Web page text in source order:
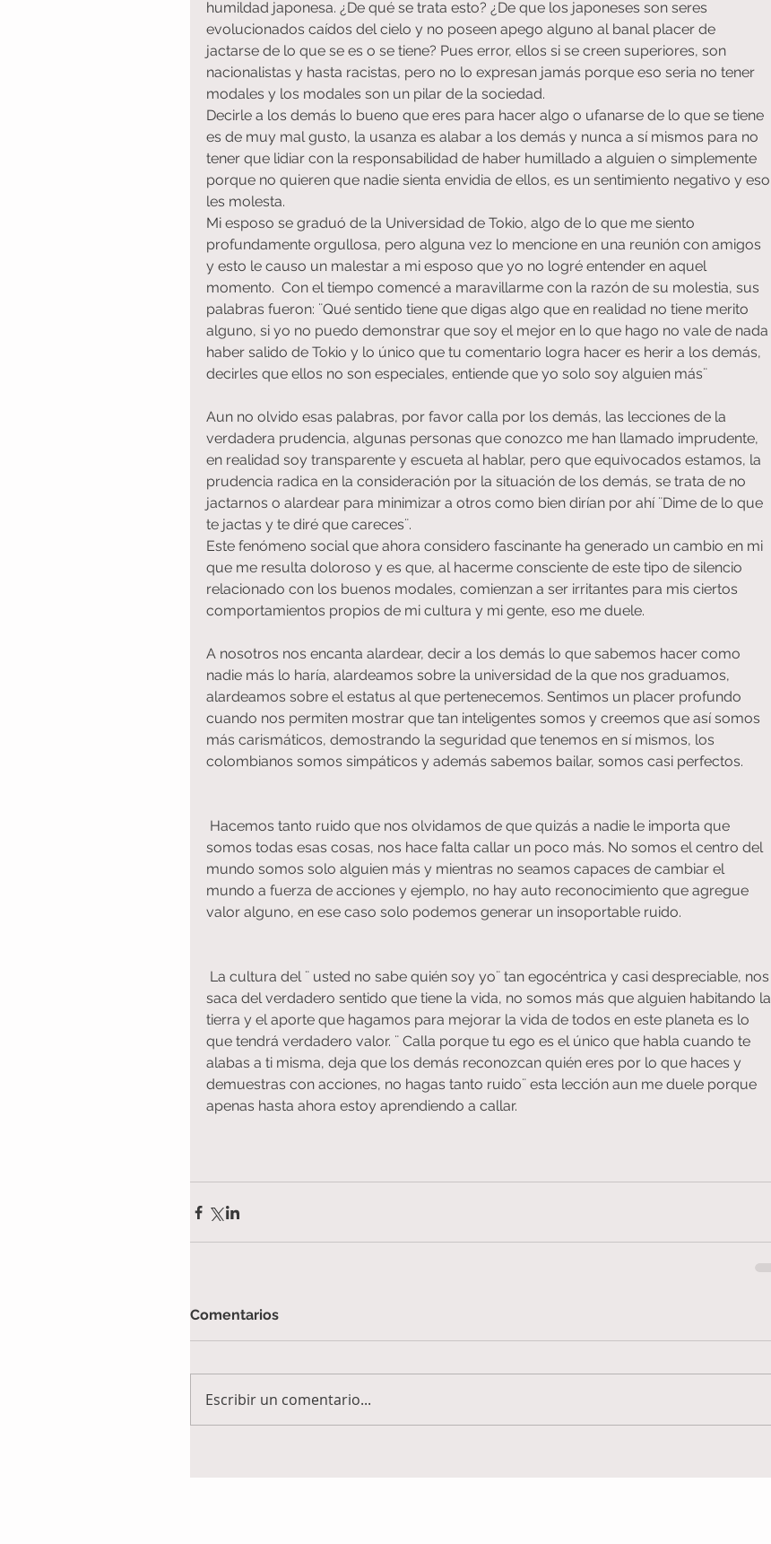
humildad japonesa. ¿De qué se trata esto? ¿De que los japoneses son seres
evolucionados caídos del cielo y no poseen apego alguno al banal placer de
jactarse de lo que se es o se tiene? Pues error, ellos si se creen superiores, son
nacionalistas y hasta racistas, pero no lo expresan jamás porque eso seria no tener
modales y los modales son un pilar de la sociedad.
Decirle a los demás lo bueno que eres para hacer algo o ufanarse de lo que se tiene
es de muy mal gusto, la usanza es alabar a los demás y nunca a sí mismos para no
tener que lidiar con la responsabilidad de haber humillado a alguien o simplemente
porque no quieren que nadie sienta envidia de ellos, es un sentimiento negativo y eso
les molesta.
Mi esposo se graduó de la Universidad de Tokio, algo de lo que me siento
profundamente orgullosa, pero alguna vez lo mencione en una reunión con amigos
y esto le causo un malestar a mi esposo que yo no logré entender en aquel
momento.  Con el tiempo comencé a maravillarme con la razón de su molestia, sus
palabras fueron: ¨Qué sentido tiene que digas algo que en realidad no tiene merito
alguno, si yo no puedo demonstrar que soy el mejor en lo que hago no vale de nada
haber salido de Tokio y lo único que tu comentario logra hacer es herir a los demás,
decirles que ellos no son especiales, entiende que yo solo soy alguien más¨
Aun no olvido esas palabras, por favor calla por los demás, las lecciones de la
verdadera prudencia, algunas personas que conozco me han llamado imprudente,
en realidad soy transparente y escueta al hablar, pero que equivocados estamos, la
prudencia radica en la consideración por la situación de los demás, se trata de no
jactarnos o alardear para minimizar a otros como bien dirían por ahí ¨Dime de lo que
te jactas y te diré que careces¨.
Este fenómeno social que ahora considero fascinante ha generado un cambio en mi
que me resulta doloroso y es que, al hacerme consciente de este tipo de silencio
relacionado con los buenos modales, comienzan a ser irritantes para mis ciertos
comportamientos propios de mi cultura y mi gente, eso me duele.
A nosotros nos encanta alardear, decir a los demás lo que sabemos hacer como
nadie más lo haría, alardeamos sobre la universidad de la que nos graduamos,
alardeamos sobre el estatus al que pertenecemos. Sentimos un placer profundo
cuando nos permiten mostrar que tan inteligentes somos y creemos que así somos
más carismáticos, demostrando la seguridad que tenemos en sí mismos, los
colombianos somos simpáticos y además sabemos bailar, somos casi perfectos.
somos todas esas cosas, nos hace falta callar un poco más. No somos el centro del
mundo somos solo alguien más y mientras no seamos capaces de cambiar el
mundo a fuerza de acciones y ejemplo, no hay auto reconocimiento que agregue
valor alguno, en ese caso solo podemos generar un insoportable ruido.
saca del verdadero sentido que tiene la vida, no somos más que alguien habitando la
tierra y el aporte que hagamos para mejorar la vida de todos en este planeta es lo
que tendrá verdadero valor. ¨ Calla porque tu ego es el único que habla cuando te
alabas a ti misma, deja que los demás reconozcan quién eres por lo que haces y
demuestras con acciones, no hagas tanto ruido¨ esta lección aun me duele porque
apenas hasta ahora estoy aprendiendo a callar.
Comentarios
Escribir un comentario...